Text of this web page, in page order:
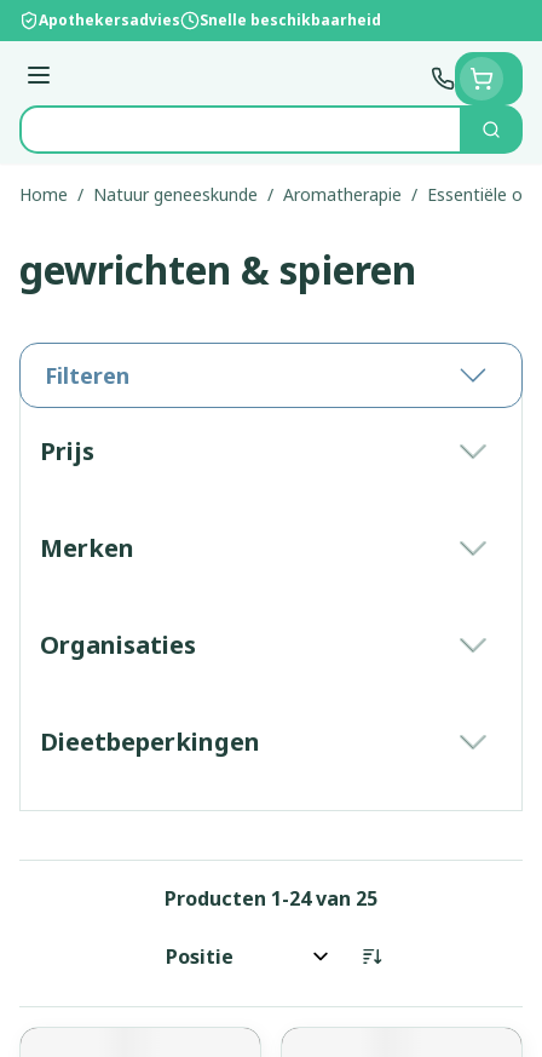
Ga naar de inhoud
Apothekersadvies Snelle beschikbaarheid
Menu
Product, merk, categorie...
Zoek
Home / Natuur geneeskunde / Aromatherapie / Essentiële
gewrichten & spieren
Filteren
Prijs
Merken
Organisaties
Dieetbeperkingen
Producten 1-24van 25
Sorteer op: